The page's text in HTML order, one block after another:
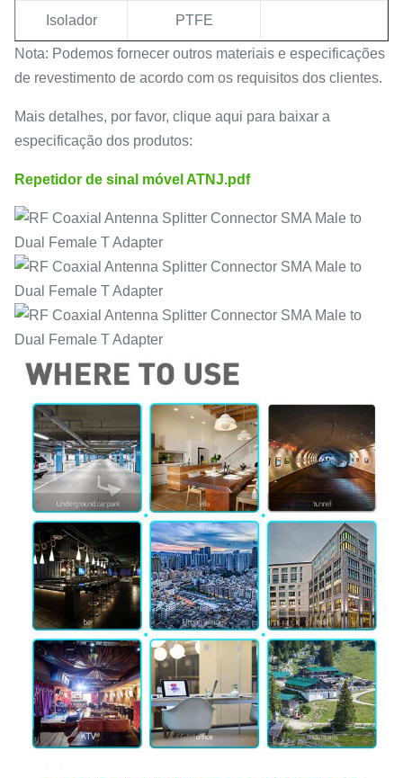
Isolador PTFE
Nota: Podemos fornecer outros materiais e especificações
de revestimento de acordo com os requisitos dos clientes.
Mais detalhes, por favor, clique aqui para baixar a
especificação dos produtos:
Repetidor de sinal móvel ATNJ.pdf